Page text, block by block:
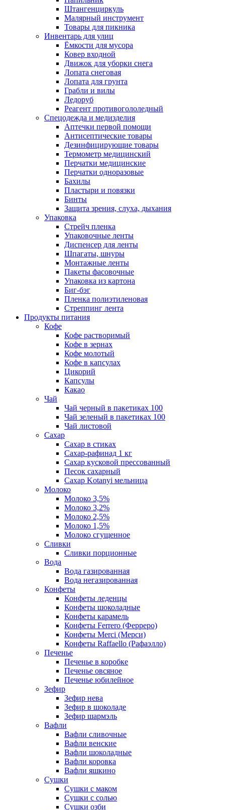
Штангенциркуль
Малярный инструмент
Товары для пикника
Инвентарь для улиц
Ёмкости для мусора
Ковер входной
Движок для уборки снега
Лопата снеговая
Лопата для грунта
Грабли и вилы
Ледоруб
Реагент противогололедный
Спецодежда и медизделия
Аптечки первой помощи
Антисептические товары
Дезинфицирующие товары
Термометр медицинский
Перчатки медицинские
Перчатки одноразовые
Бахилы
Пластыри и повязки
Бинты
Защита зрения, слуха, дыхания
Упаковка
Стрейч пленка
Упаковочные ленты
Диспенсер для ленты
Шпагаты, шнуры
Монтажные ленты
Пакеты фасовочные
Упаковка из картона
Биг-бэг
Пленка полиэтиленовая
Стреппинг лента
Продукты питания
Кофе
Кофе растворимый
Кофе в зернах
Кофе молотый
Кофе в капсулах
Цикорий
Капсулы
Какао
Чай
Чай черный в пакетиках 100
Чай зеленый в пакетиках 100
Чай листовой
Сахар
Сахар в стиках
Сахар-рафинад 1 кг
Сахар кусковой прессованный
Песок сахарный
Сахар Kotanyi мельница
Молоко
Молоко 3,5%
Молоко 3,2%
Молоко 2,5%
Молоко 1,5%
Молоко сгущенное
Сливки
Сливки порционные
Вода
Вода газированная
Вода негазированная
Конфеты
Конфеты леденцы
Конфеты шоколадные
Конфеты карамель
Конфеты Ferrero (Ферреро)
Конфеты Merci (Мерси)
Конфеты Raffaello (Рафаэлло)
Печенье
Печенье в коробке
Печенье овсяное
Печенье юбилейное
Зефир
Зефир нева
Зефир в шоколаде
Зефир шармэль
Вафли
Вафли сливочные
Вафли венские
Вафли шоколадные
Вафли коровка
Вафли яшкино
Сушки
Сушки с маком
Сушки с солью
Сушки озби